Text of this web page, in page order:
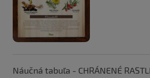
Náučná tabuľa - CHRÁNENÉ